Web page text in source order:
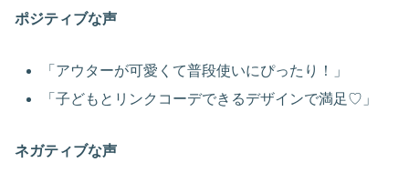
ポジティブな声
「アウターが可愛くて普段使いにぴったり！」
「子どもとリンクコーデできるデザインで満足♡」
ネガティブな声